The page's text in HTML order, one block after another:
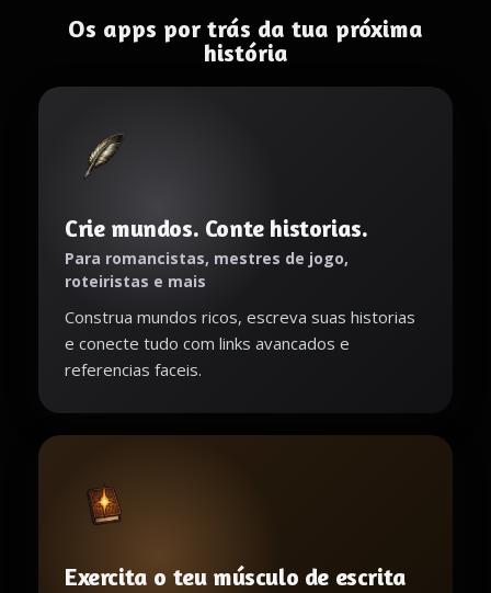
Os apps por trás da tua próxima
história
Crie mundos. Conte historias.
Para romancistas, mestres de jogo,
roteiristas e mais
Construa mundos ricos, escreva suas historias
e conecte tudo com links avancados e
referencias faceis.
Exercita o teu músculo de escrita